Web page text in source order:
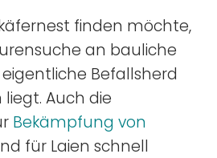
finden möchte,
an bauliche
Befallsherd
Auch die
Bekämpfung von
für Laien schnell